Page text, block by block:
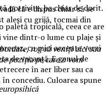
că e dispus chiar să se
aleși cu grijă, tocmai din
rog să veniți aici sau
poziția pe care o vom
potrivite, ba chiar de dorit.
tropicală, ceea ce are
vine dintr-o lume cu plaje și
cu mici accente verzi
de vacanță. E genul de
în aer liber sau ca
concediu. Culoarea spune